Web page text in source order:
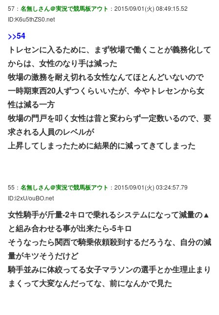
57： 名無しさん＠実況で競馬板アウト ：2015/09/01(火) 08:49:15.52
ID:K6u5thZS0.net
>>54
トレセンに入るために、まず牧場で働くことが義務化して
からは、女性のなり手は減った
牧場の激務を耐え切れる女性なんてほとんどいないので
一時期東西20人ずつくらいいたが、今やトレセンから女
性は減る一方
牧場の門戸を叩く女性は昔と変わらず一定数いるので、要
求される人員のレベルが
上昇してしまったために結果的に減ってきてしまった
55： 名無しさん＠実況で競馬板アウト ：2015/09/01(火) 03:24:57.79
ID:i2xU/ouBO.net
女性騎手が斤量-2キロで乗れるシステムになって減量の▲
と組み合わせる事が出来たら-5キロ
そうなったら関西で騎乗依頼殺到するだろうな、自分の減
量がキツそうだけど
騎手並みに体絞ってる女子マラソンの選手とか生理止まり
まくって大変なんだってな、前になんかで見た